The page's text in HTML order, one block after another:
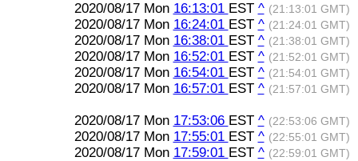
2020/08/17 Mon 16:13:01 EST ^ (21:13:01 GMT)
2020/08/17 Mon 16:24:01 EST ^ (21:24:01 GMT)
2020/08/17 Mon 16:38:01 EST ^ (21:38:01 GMT)
2020/08/17 Mon 16:52:01 EST ^ (21:52:01 GMT)
2020/08/17 Mon 16:54:01 EST ^ (21:54:01 GMT)
2020/08/17 Mon 16:57:01 EST ^ (21:57:01 GMT)
2020/08/17 Mon 17:53:06 EST ^ (22:53:06 GMT)
2020/08/17 Mon 17:55:01 EST ^ (22:55:01 GMT)
2020/08/17 Mon 17:59:01 EST ^ (22:59:01 GMT)